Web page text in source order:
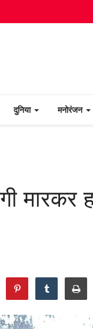
दुनिया मनोरंजन
मारकर